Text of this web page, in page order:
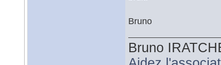
Bruno
Bruno